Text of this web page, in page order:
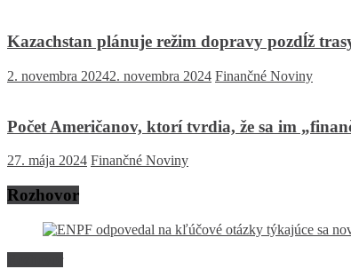
Kazachstan plánuje režim dopravy pozdĺž
2. novembra 20242. novembra 2024 Finančné Noviny
Počet Američanov, ktorí tvrdia, že sa im
27. mája 2024 Finančné Noviny
Rozhovor